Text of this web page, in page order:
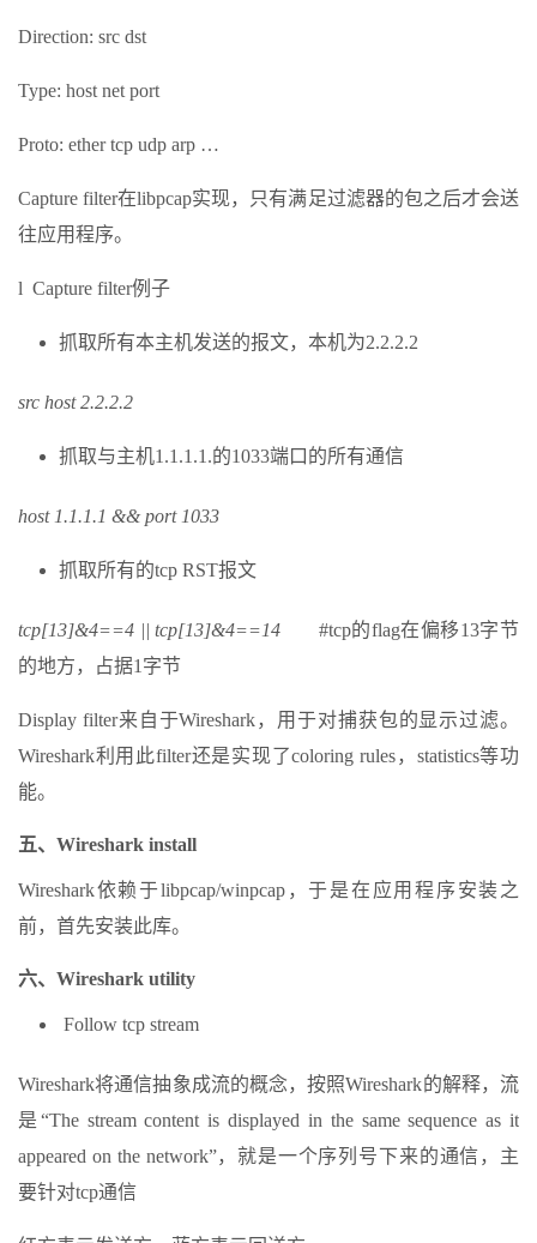
Direction: src dst
Type: host net port
Proto: ether tcp udp arp …
Capture filter在libpcap实现，只有满足过滤器的包之后才会送
往应用程序。
l Capture filter例子
抓取所有本主机发送的报文，本机为2.2.2.2
src host 2.2.2.2
抓取与主机1.1.1.1.的1033端口的所有通信
host 1.1.1.1 && port 1033
抓取所有的tcp RST报文
tcp[13]&4==4 || tcp[13]&4==14 #tcp的flag在偏移13字节
的地方，占据1字节
Display filter来自于Wireshark，用于对捕获包的显示过滤。
Wireshark利用此filter还是实现了coloring rules，statistics等功
能。
五、Wireshark install
Wireshark依赖于libpcap/winpcap，于是在应用程序安装之
前，首先安装此库。
六、Wireshark utility
Follow tcp stream
Wireshark将通信抽象成流的概念，按照Wireshark的解释，流
是“The stream content is displayed in the same sequence as it
appeared on the network”，就是一个序列号下来的通信，主
要针对tcp通信